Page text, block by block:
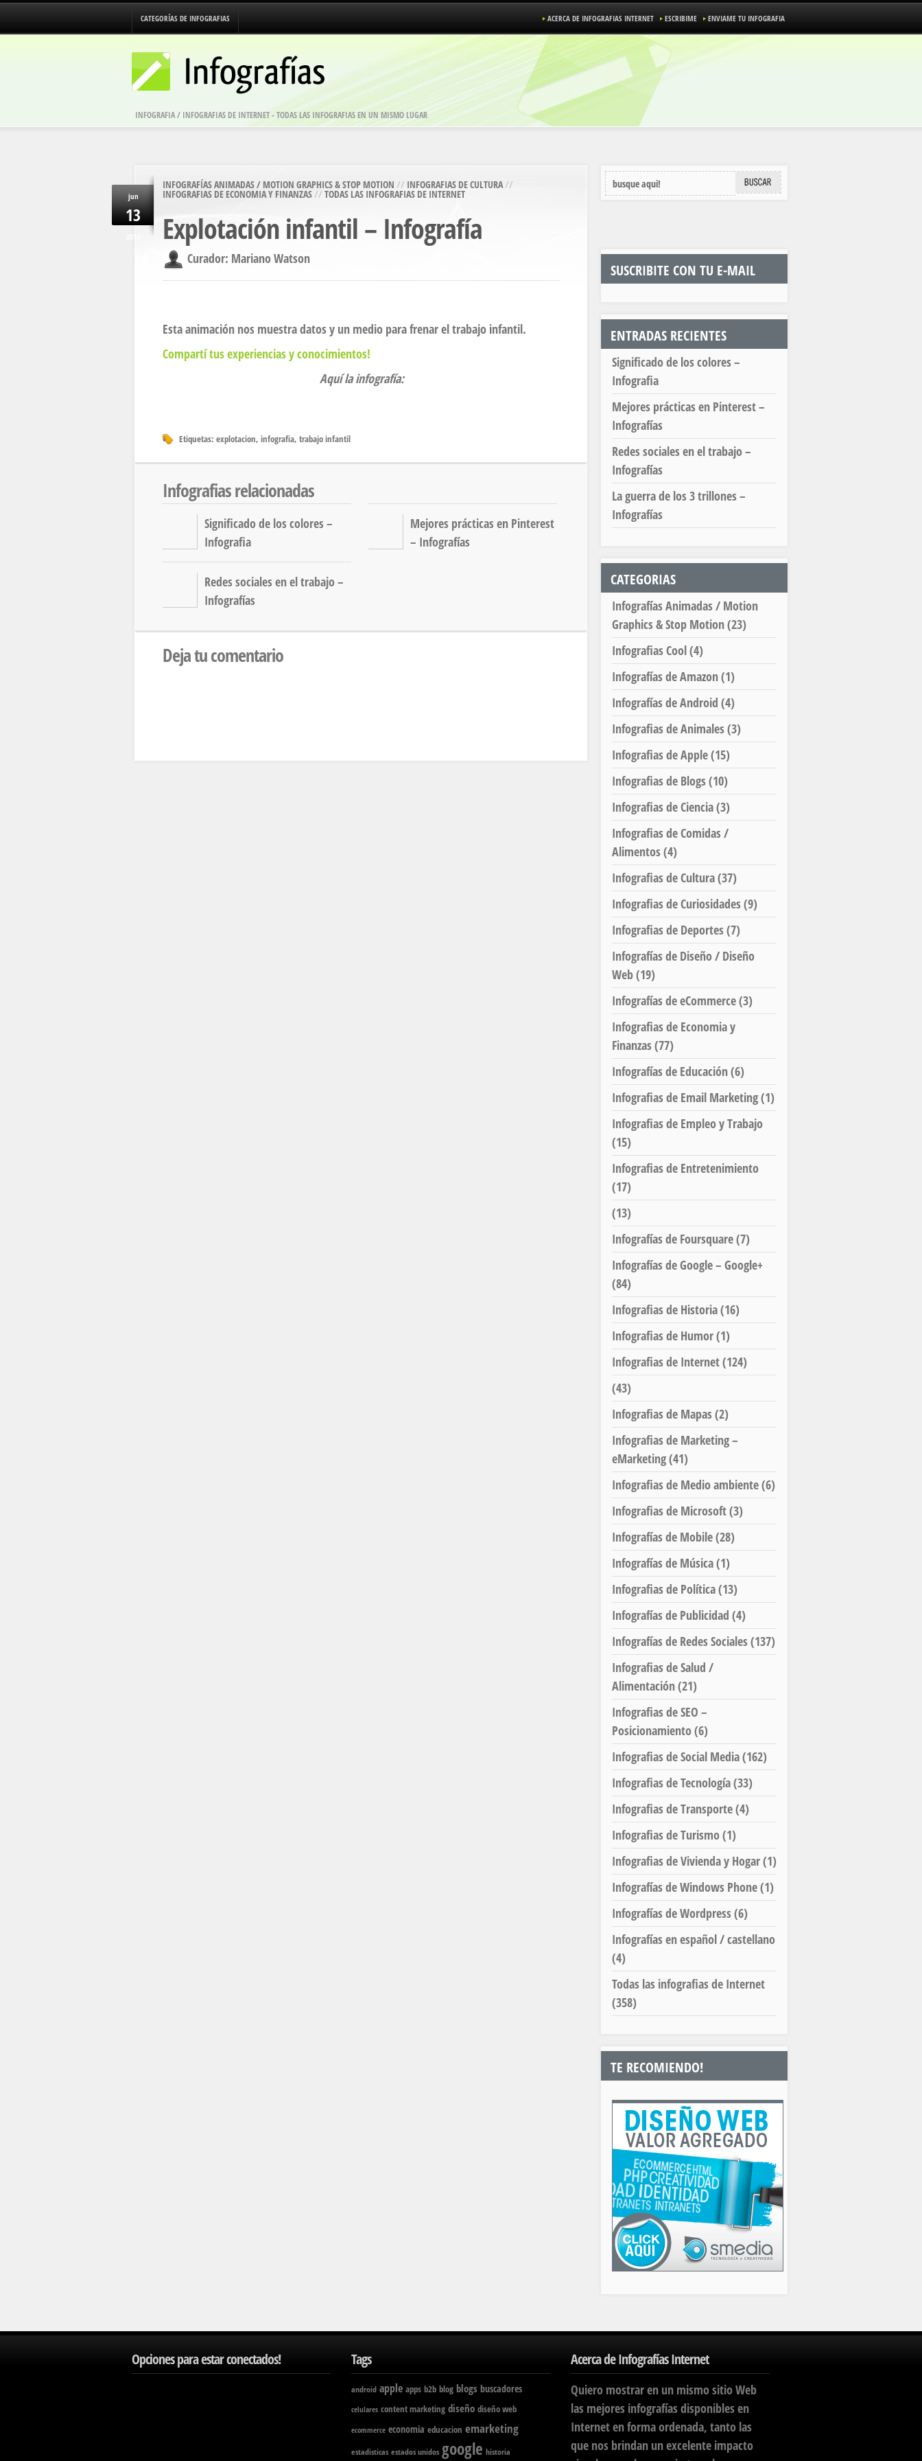
INFOGRAFIA / INFOGRAFIAS DE INTERNET - TODAS LAS INFOGRAFIAS EN UN MISMO LUGAR
CATEGORÍAS DE INFOGRAFIAS ACERCA DE INFOGRAFIAS INTERNET ESCRIBIME ENVIAME TU INFOGRAFIA
jun
13
INFOGRAFÍAS ANIMADAS / MOTION GRAPHICS & STOP MOTION // INFOGRAFIAS DE CULTURA//
INFOGRAFIAS DE ECONOMIA Y FINANZAS// TODAS LAS INFOGRAFIAS DE INTERNET
Explotación infantil – Infografía
Curador: Mariano Watson
Esta animación nos muestra datos y un medio para frenar el trabajo infantil.
Compartí tus experiencias y conocimientos!
Aquí la infografía:
Etiquetas: explotacion, infografia, trabajo infantil
Infografias relacionadas
Significado de los colores –
Infografia
Mejores prácticas en Pinterest
– Infografías
Redes sociales en el trabajo –
Infografías
Deja tu comentario
SUSCRIBITE CON TU E-MAIL
ENTRADAS RECIENTES
Significado de los colores –
Infografia
Mejores prácticas en Pinterest –
Infografías
Redes sociales en el trabajo –
Infografías
La guerra de los 3 trillones –
Infografías
CATEGORIAS
Infografías Animadas / Motion
Graphics & Stop Motion(23)
Infografias Cool(4)
Infografías de Amazon(1)
Infografías de Android (4)
Infografias de Animales (3)
Infografias de Apple(15)
Infografias de Blogs (10)
Infografias de Ciencia(3)
Infografias de Comidas /
Alimentos (4)
Infografias de Cultura(37)
Infografias de Curiosidades (9)
Infografias de Deportes (7)
Infografías de Diseño / Diseño
Web(19)
Infografías de eCommerce(3)
Infografias de Economia y
Finanzas (77)
Infografías de Educación(6)
Infografias de Email Marketing(1)
Infografias de Empleo y Trabajo
(15)
Infografias de Entretenimiento
(17)
(13)
Infografías de Foursquare(7)
Infografías de Google – Google+
(84)
Infografias de Historia(16)
Infografias de Humor(1)
Infografias de Internet(124)
(43)
Infografias de Mapas (2)
Infografias de Marketing –
eMarketing(41)
Infografias de Medio ambiente(6)
Infografias de Microsoft(3)
Infografías de Mobile(28)
Infografías de Música(1)
Infografias de Política(13)
Infografías de Publicidad (4)
Infografías de Redes Sociales (137)
Infografias de Salud /
Alimentación(21)
Infografias de SEO –
Posicionamiento(6)
Infografias de Social Media(162)
Infografias de Tecnología(33)
Infografias de Transporte(4)
Infografias de Turismo(1)
Infografias de Vivienda y Hogar(1)
Infografías de Windows Phone(1)
Infografías de Wordpress (6)
Infografías en español / castellano
(4)
Todas las infografias de Internet
(358)
TE RECOMIENDO!
Opciones para estar conectados! Tags
android apple apps b2b blog blogs buscadores
celulares content marketing diseño diseño web
ecommerce economia educacion emarketing
estadisticas estados unidos google historia
Acerca de Infografías Internet
Quiero mostrar en un mismo sitio Web
las mejores infografías disponibles en
Internet en forma ordenada, tanto las
que nos brindan un excelente impacto